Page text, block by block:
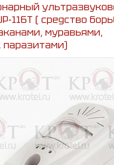
116T ( cредство
муравьями,
паразитами)